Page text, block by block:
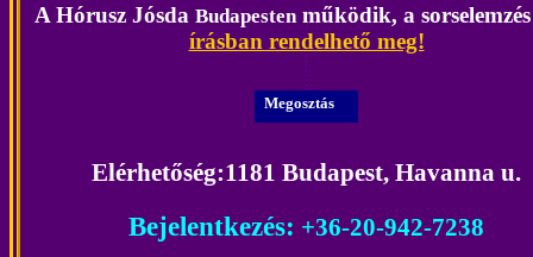
A Hórusz Jósda Budapesten működik, a
írásban rendelhető meg!
Megosztás
Elérhetőség:1181 Budapest, Havanna u.
Bejelentkezés: +36-20-942-7238